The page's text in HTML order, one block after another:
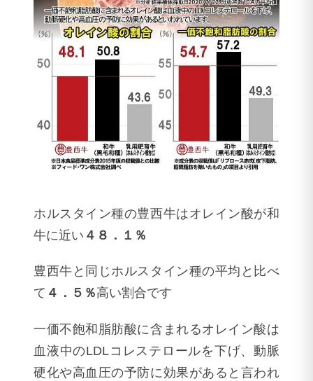
ホルスタイン種の豊西牛はオレイン酸が和
牛に近い ４８．１％
豊西牛と同じホルスタイン種の平均と比べ
て ４．５％高い割合です
一価不飽和脂肪酸に含まれるオレイン酸は
血液中のLDLコレステロールを下げ、動脈
硬化や高血圧の予防に効果があると言われ